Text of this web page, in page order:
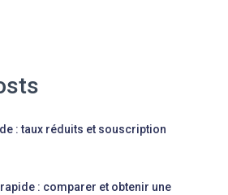
: taux réduits et souscription
: comparer et obtenir une